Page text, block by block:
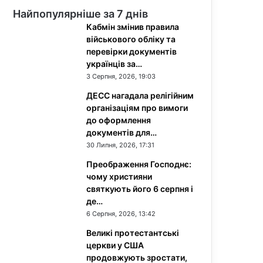
Найпопулярніше за 7 днів
Кабмін змінив правила
військового обліку та
перевірки документів
українців за…
3 Серпня, 2026, 19:03
ДЕСС нагадала релігійним
організаціям про вимоги
до оформлення
документів для…
30 Липня, 2026, 17:31
Преображення Господнє:
чому християни
святкують його 6 серпня і
де…
6 Серпня, 2026, 13:42
Великі протестантські
церкви у США
продовжують зростати,